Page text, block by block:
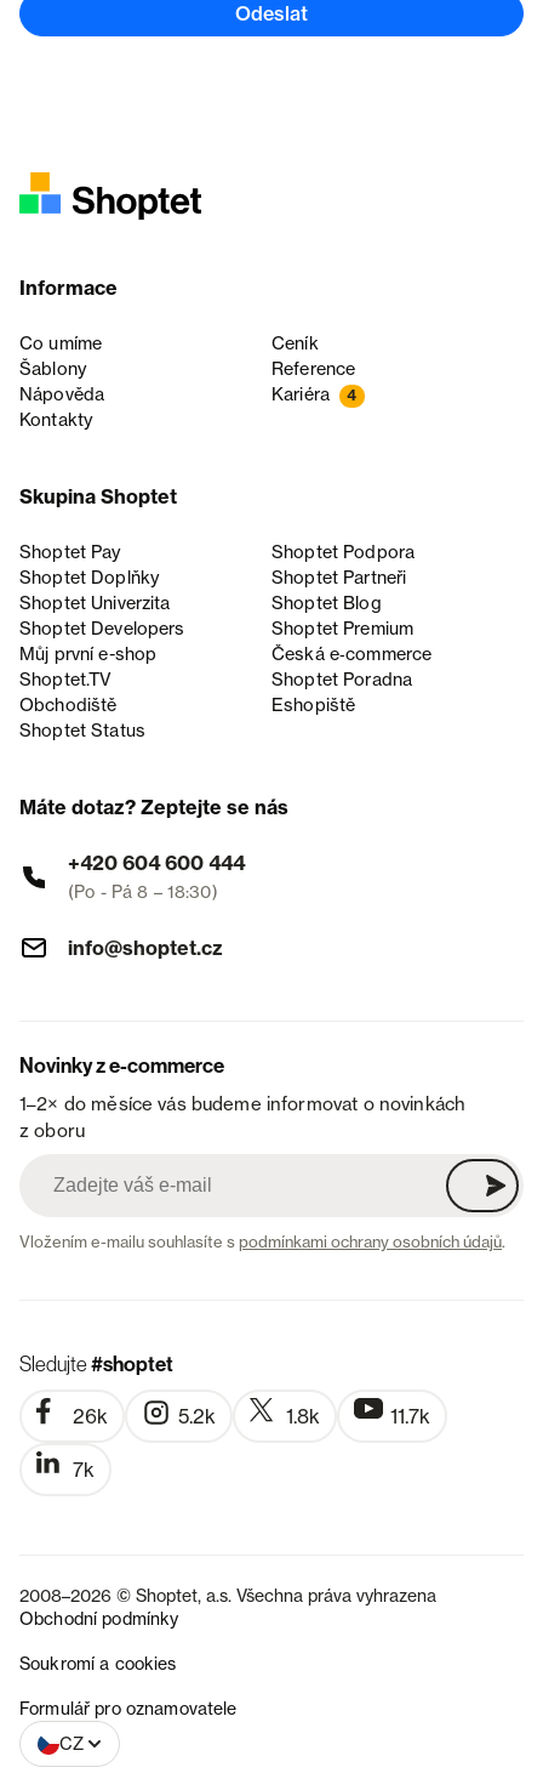
Odeslat
Informace
Co umíme
Ceník
Šablony
Reference
Nápověda
Kariéra 4
Kontakty
Skupina Shoptet
Shoptet Pay
Shoptet Podpora
Shoptet Doplňky
Shoptet Partneři
Shoptet Univerzita
Shoptet Blog
Shoptet Developers
Shoptet Premium
Můj první e-shop
Česká e‑commerce
Shoptet.TV
Shoptet Poradna
Obchodiště
Eshopiště
Shoptet Status
Máte dotaz? Zeptejte se nás
+420 604 600 444
(Po - Pá 8 – 18:30)
info@shoptet.cz
Novinky z e-commerce
1–2× do měsíce vás budeme informovat o novinkách
z oboru
Vložením e-mailu souhlasíte spodmínkami ochrany osobních údajů.
Sledujte#shoptet
26k 5.2k 1.8k 11.7k
7k
2008–2026 © Shoptet, a.s. Všechna práva vyhrazena
Obchodní podmínky
Soukromí a cookies
Formulář pro oznamovatele
CZ